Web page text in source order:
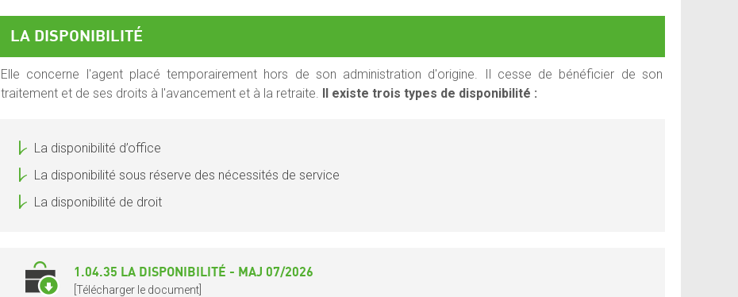
LA DISPONIBILITÉ
Elle concerne l'agent placé temporairement hors de son administration d'origine. Il cesse de bénéficier de son
traitement et de ses droits à l'avancement et à la retraite. Il existe trois types de disponibilité :
La disponibilité d’office
La disponibilité sous réserve des nécessités de service
La disponibilité de droit
1.04.35 LA DISPONIBILITÉ - MAJ 07/2026
[Télécharger le document]